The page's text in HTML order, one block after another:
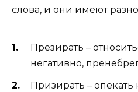
слова, и они имеют
Презирать –
негативно,
Призирать – опекать